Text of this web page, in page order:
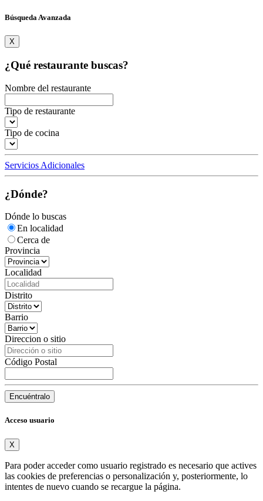
Búsqueda Avanzada
X
¿Qué restaurante buscas?
Nombre del restaurante
Tipo de restaurante
Tipo de cocina
Servicios Adicionales
¿Dónde?
Dónde lo buscas
En localidad
Cerca de
Provincia
Localidad
Distrito
Barrio
Direccion o sitio
Código Postal
Encuéntralo
Acceso usuario
X
Para poder acceder como usuario registrado es necesario que actives
las cookies de preferencias o personalización y, posteriormente, lo
intentes de nuevo cuando se recargue la página.